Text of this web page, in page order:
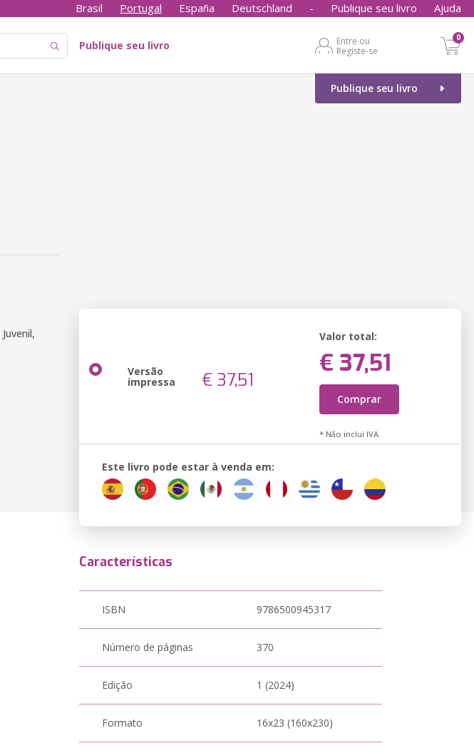
Brasil Portugal España Deutschland - Publique seu livro Ajuda
Publique seu livro
Entre ou
Registe-se
0
Publique seu livro
Versão
impressa € 37,51
Valor total:
€ 37,51
Comprar
* Não inclui IVA.
Este livro pode estar à venda em:
Características
ISBN 9786500945317
Número de páginas 370
Edição 1 (2024)
Formato 16x23 (160x230)